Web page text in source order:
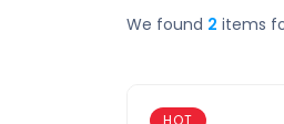
We found 2 items
HOT